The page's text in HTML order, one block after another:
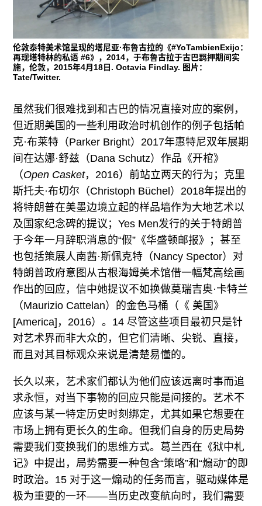
伦敦泰特美术馆呈现的塔尼亚·布鲁古拉的《#YoTambienExijo：
再现塔特林的私语 #6》，2014，于布鲁古拉于古巴羁押期间实
施，伦敦，2015年4月18日. Octavia Findlay. 图片：
Tate/Twitter.
虽然我们很难找到和古巴的情况直接对应的案例，
但近期美国的一些利用政治时机创作的例子包括帕
克·布莱特（Parker Bright）2017年惠特尼双年展期
间在达娜·舒兹（Dana Schutz）作品《开棺》
（Open Casket，2016）前站立两天的行为；克里
斯托夫·布切尔（Christoph Büchel）2018年提出的
将特朗普在美墨边境立起的样品墙作为大地艺术以
及国家纪念碑的提议；Yes Men发行的关于特朗普
于今年一月辞职消息的“假”《华盛顿邮报》；甚至
也包括策展人南茜·斯佩克特（Nancy Spector）对
特朗普政府意图从古根海姆美术馆借一幅梵高绘画
作出的回应，信中她提议不如换做莫瑞吉奥·卡特兰
（Maurizio Cattelan）的金色马桶（《 美国》
[America]，2016）。14 尽管这些项目最初只是针
对艺术界而非大众的，但它们清晰、尖锐、直接，
而且对其目标观众来说是清楚易懂的。
长久以来，艺术家们都认为他们应该远离时事而追
求永恒，对当下事物的回应只能是间接的。艺术不
应该与某一特定历史时刻绑定，尤其如果它想要在
市场上拥有更长久的生命。但我们自身的历史局势
需要我们变换我们的思维方式。葛兰西在《狱中札
记》中提出，局势需要一种包含“策略”和“煽动”的即
时政治。15 对于这一煽动的任务而言，驱动媒体是
极为重要的一环——当历史改变航向时，我们需要